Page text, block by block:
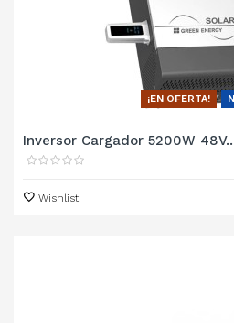
¡EN OFERTA!
Inversor Cargador 5200W
Wishlist